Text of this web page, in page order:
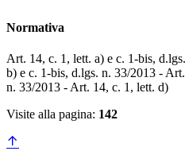
Normativa
Art. 14, c. 1, lett. a) e c. 1-bis,
b) e c. 1-bis, d.lgs. n. 33/2013 -
n. 33/2013 - Art. 14, c. 1, lett. d)
Visite alla pagina: 142